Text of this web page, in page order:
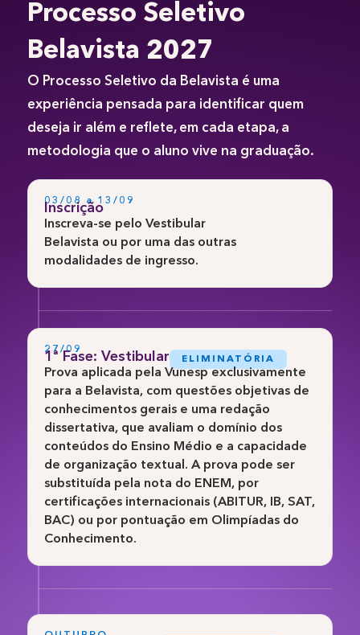
Processo Seletivo
Belavista 2027
O Processo Seletivo da Belavista é uma
experiência pensada para identificar quem
deseja ir além e reflete, em cada etapa, a
metodologia que o aluno vive na graduação.
03/08 a 13/09
Inscrição
Inscreva-se pelo Vestibular
Belavista ou por uma das outras
modalidades de ingresso.
27/09
1ª Fase: Vestibular ELIMINATÓRIA
Prova aplicada pela Vunesp exclusivamente
para a Belavista, com questões objetivas de
conhecimentos gerais e uma redação
dissertativa, que avaliam o domínio dos
conteúdos do Ensino Médio e a capacidade
de organização textual. A prova pode ser
substituída pela nota do ENEM, por
certificações internacionais (ABITUR, IB, SAT,
BAC) ou por pontuação em Olimpíadas do
Conhecimento.